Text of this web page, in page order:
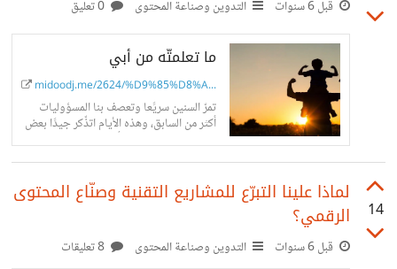
قبل 6 سنوات التدوين وصناعة المحتوى
ما تعلمتّه من أبي
midoodj.me/2624/%D9%85%D8%A...
تمرّ السنين سريًعا وتعصف بنا المسؤوليات
أكثر من السابق، وهذه الأيام اتذّكر جيدًا بعض
الأمور التي تعلمتها من أبي بارك الله في عمره
14
لماذا علينا التبرّع للمشاريع التقنية وصنّاع المحتوى
الرقمي؟
قبل 6 سنوات التدوين وصناعة المحتوى